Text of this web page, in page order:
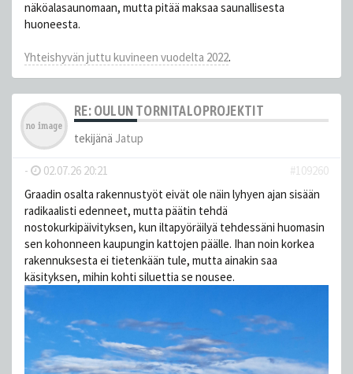
näköalasaunomaan, mutta pitää maksaa saunallisesta
huoneesta.
Yhteishyvän juttu kuvineen vuodelta 2022.
RE: OULUN TORNITALOPROJEKTIT
tekijänä Jatup
- 02.07.26 20:21
#109260
Graadin osalta rakennustyöt eivät ole näin lyhyen ajan sisään
radikaalisti edenneet, mutta päätin tehdä
nostokurkipäivityksen, kun iltapyöräilyä tehdessäni huomasin
sen kohonneen kaupungin kattojen päälle. Ihan noin korkea
rakennuksesta ei tietenkään tule, mutta ainakin saa
käsityksen, mihin kohti siluettia se nousee.